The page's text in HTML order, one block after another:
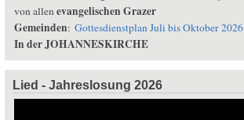
von allenevangelischen Grazer
Gemeinden: Gottesdienstplan Juli bis Oktober 2026
In der JOHANNESKIRCHE
Lied - Jahreslosung 2026